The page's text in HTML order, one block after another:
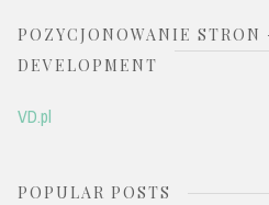
POZYCJONOWANIE
DEVELOPMENT
VD.pl
POPULAR POSTS